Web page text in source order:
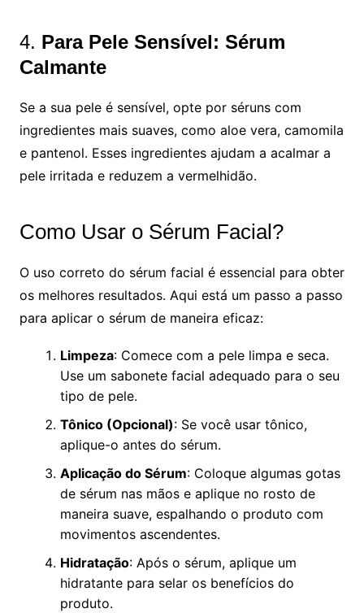
4. Para Pele Sensível: Sérum
Calmante
Se a sua pele é sensível, opte por séruns com
ingredientes mais suaves, como aloe vera, camomila
e pantenol. Esses ingredientes ajudam a acalmar a
pele irritada e reduzem a vermelhidão.
Como Usar o Sérum Facial?
O uso correto do sérum facial é essencial para obter
os melhores resultados. Aqui está um passo a passo
para aplicar o sérum de maneira eficaz:
Limpeza: Comece com a pele limpa e seca.
Use um sabonete facial adequado para o seu
tipo de pele.
Tônico (Opcional): Se você usar tônico,
aplique-o antes do sérum.
Aplicação do Sérum: Coloque algumas gotas
de sérum nas mãos e aplique no rosto de
maneira suave, espalhando o produto com
movimentos ascendentes.
Hidratação: Após o sérum, aplique um
hidratante para selar os benefícios do
produto.